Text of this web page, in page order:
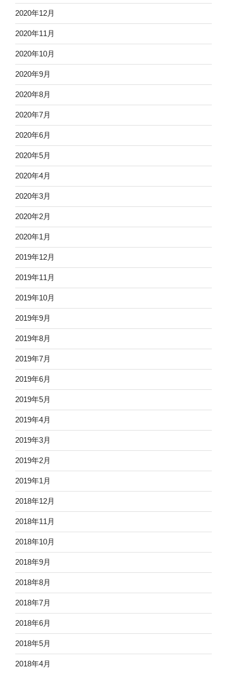
2020年12月
2020年11月
2020年10月
2020年9月
2020年8月
2020年7月
2020年6月
2020年5月
2020年4月
2020年3月
2020年2月
2020年1月
2019年12月
2019年11月
2019年10月
2019年9月
2019年8月
2019年7月
2019年6月
2019年5月
2019年4月
2019年3月
2019年2月
2019年1月
2018年12月
2018年11月
2018年10月
2018年9月
2018年8月
2018年7月
2018年6月
2018年5月
2018年4月